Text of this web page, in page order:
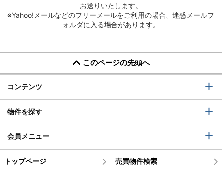
お送りいたします。
※Yahoo!メールなどのフリーメールをご利用の場合、迷惑メールフ
ォルダに入る場合があります。
このページの先頭へ
コンテンツ
物件を探す
会員メニュー
トップページ 売買物件検索